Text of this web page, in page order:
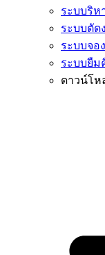
ระบบริห
ระบบตัด
ระบบจอ
ระบบยืม
ดาวน์โห